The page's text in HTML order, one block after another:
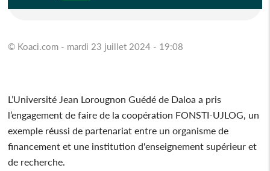
© Koaci.com - mardi 23 juillet 2024 - 19:08
L’Université Jean Lorougnon Guédé de Daloa a pris
l’engagement de faire de la coopération FONSTI-UJLOG, un
exemple réussi de partenariat entre un organisme de
financement et une institution d'enseignement supérieur et
de recherche.